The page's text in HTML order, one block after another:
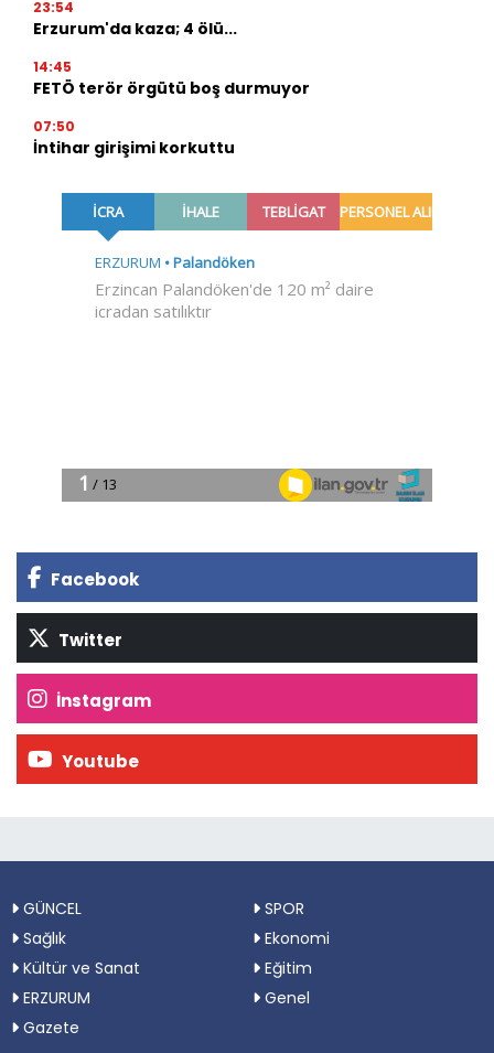
23:54
Erzurum'da kaza; 4 ölü...
14:45
FETÖ terör örgütü boş durmuyor
07:50
İntihar girişimi korkuttu
Facebook
Twitter
İnstagram
Youtube
GÜNCEL
SPOR
Sağlık
Ekonomi
Kültür ve Sanat
Eğitim
ERZURUM
Genel
Gazete